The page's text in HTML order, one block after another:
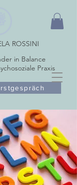
ROSSINI
in Balance
Praxis